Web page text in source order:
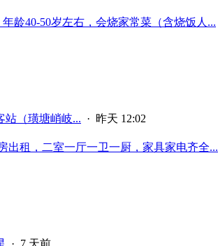
龄40-50岁左右，会烧家常菜（含烧饭人...
站（璜塘峭岐... · 昨天 12:02
出租，二室一厅一卫一厨，家具家电齐全...
· 7 天前